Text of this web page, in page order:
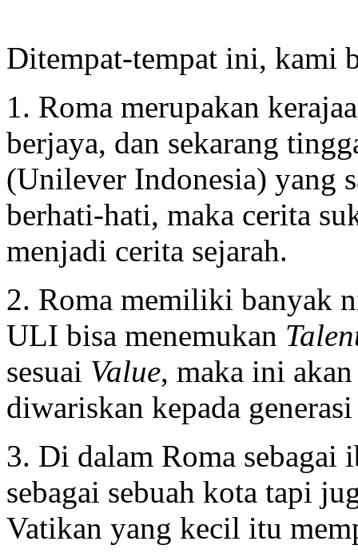
Ditempat-tempat ini, kami
1. Roma merupakan
berjaya, dan sekarang
(Unilever Indonesia) yang
berhati-hati, maka cerita
menjadi cerita sejarah.
2. Roma memiliki banyak
ULI bisa menemukan
sesuai Value, maka ini
diwariskan kepada
3. Di dalam Roma sebagai
sebagai sebuah kota tapi
Vatikan yang kecil itu